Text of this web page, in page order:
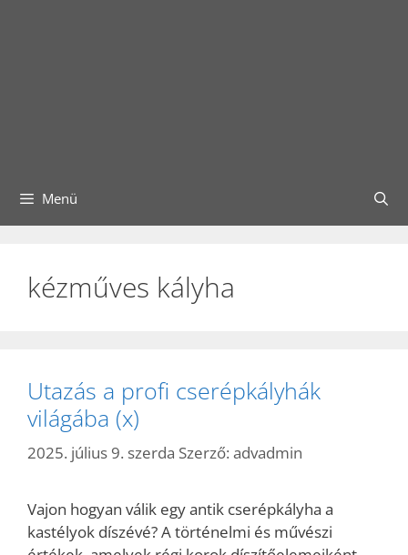
Menü
kézműves kályha
Utazás a profi cserépkályhák
világába (x)
2025. július 9. szerda Szerző: advadmin
Vajon hogyan válik egy antik cserépkályha a
kastélyok díszévé? A történelmi és művészi